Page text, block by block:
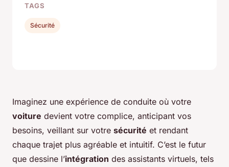
Imaginez une expérience de conduite où votre
voiture devient votre complice, anticipant vos
besoins, veillant sur votre sécurité et rendant
chaque trajet plus agréable et intuitif. C’est le futur
que dessine l’intégration des assistants virtuels, tels
TAGS
Sécurité